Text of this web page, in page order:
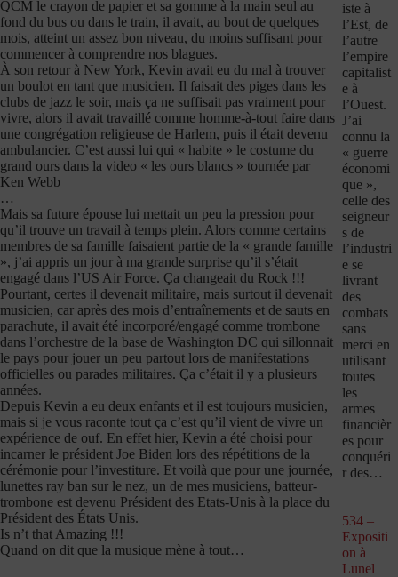
QCM le crayon de papier et sa gomme à la main seul au
fond du bus ou dans le train, il avait, au bout de quelques
mois, atteint un assez bon niveau, du moins suffisant pour
commencer à comprendre nos blagues.
À son retour à New York, Kevin avait eu du mal à trouver
un boulot en tant que musicien. Il faisait des piges dans les
clubs de jazz le soir, mais ça ne suffisait pas vraiment pour
vivre, alors il avait travaillé comme homme-à-tout faire dans
une congrégation religieuse de Harlem, puis il était devenu
ambulancier. C’est aussi lui qui « habite » le costume du
grand ours dans la video « les ours blancs » tournée par
Ken Webb
…
Mais sa future épouse lui mettait un peu la pression pour
qu’il trouve un travail à temps plein. Alors comme certains
membres de sa famille faisaient partie de la « grande famille
», j’ai appris un jour à ma grande surprise qu’il s’était
engagé dans l’US Air Force. Ça changeait du Rock !!!
Pourtant, certes il devenait militaire, mais surtout il devenait
musicien, car après des mois d’entraînements et de sauts en
parachute, il avait été incorporé/engagé comme trombone
dans l’orchestre de la base de Washington DC qui sillonnait
le pays pour jouer un peu partout lors de manifestations
officielles ou parades militaires. Ça c’était il y a plusieurs
années.
Depuis Kevin a eu deux enfants et il est toujours musicien,
mais si je vous raconte tout ça c’est qu’il vient de vivre un
expérience de ouf. En effet hier, Kevin a été choisi pour
incarner le président Joe Biden lors des répétitions de la
cérémonie pour l’investiture. Et voilà que pour une journée,
lunettes ray ban sur le nez, un de mes musiciens, batteur-
trombone est devenu Président des Etats-Unis à la place du
Président des États Unis.
Is n’t that Amazing !!!
Quand on dit que la musique mène à tout…
iste à
l’Est, de
l’autre
l’empire
capitalist
e à
l’Ouest.
J’ai
connu la
« guerre
économi
que »,
celle des
seigneur
s de
l’industri
e se
livrant
des
combats
sans
merci en
utilisant
toutes
les
armes
financièr
es pour
conquéri
r des…
534 –
Expositi
on à
Lunel